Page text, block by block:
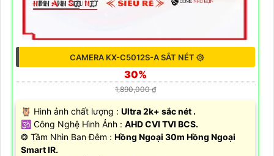
CAMERA KX-C5012S-A SẮT NÉT ۞
30%
1,890,000 ₫
🦉 Hình ảnh chất lượng : Ultra 2k+ sắc nét .
🕉️ Công Nghệ Hình Ảnh : AHD CVI TVI BCS.
❂ Tầm Nhìn Ban Đêm : Hồng Ngoại 30m Hồng Ngoại
Smart IR.